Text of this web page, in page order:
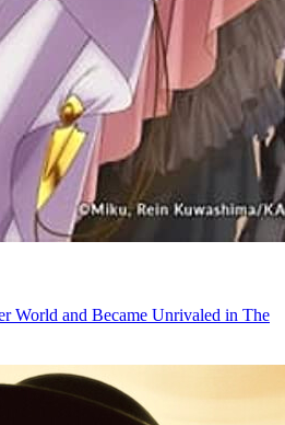
World and Became Unrivaled in The